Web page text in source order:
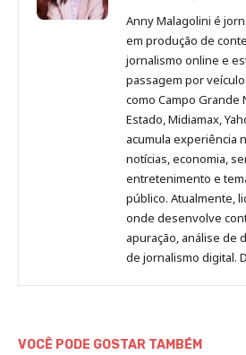
Malagolini
no
Pinterest
Malagolini
no
LinkedIn
no
no
Anny Malagolini é
em produção de
jornalismo online e
passagem por
como Campo Grande
Estado, Midiamax,
acumula experiência
notícias, economia,
entretenimento e
público. Atualmente,
onde desenvolve
apuração, análise de
de jornalismo digital.
VOCÊ PODE GOSTAR TAMBÉM